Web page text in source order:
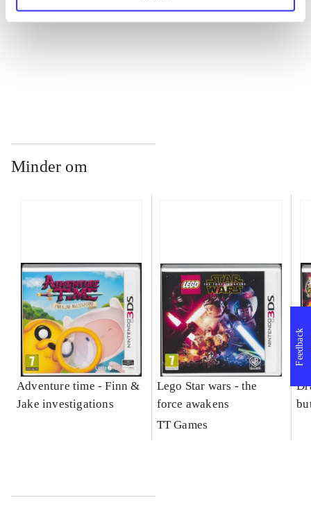
Minder om
Adventure time - Finn &
Jake investigations
Lego Star wars - the
force awakens
TT Games
Feedback